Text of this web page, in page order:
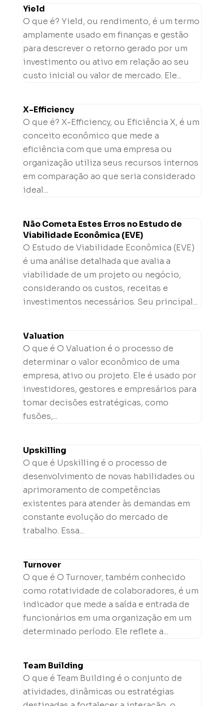
Yield
O que é? Yield, ou rendimento, é um termo
amplamente usado em finanças e gestão
para descrever o retorno gerado por um
investimento ou ativo em relação ao seu
custo inicial ou valor de mercado. Ele...
X-Efficiency
O que é? X-Efficiency, ou Eficiência X, é um
conceito econômico que mede a
eficiência com que uma empresa ou
organização utiliza seus recursos internos
em comparação ao que seria considerado
ideal...
Não Cometa Estes Erros no Estudo de
Viabilidade Econômica (EVE)
O Estudo de Viabilidade Econômica (EVE)
é uma análise detalhada que avalia a
viabilidade de um projeto ou negócio,
considerando os custos, receitas e
investimentos necessários. Seu principal...
Valuation
O que é O Valuation é o processo de
determinar o valor econômico de uma
empresa, ativo ou projeto. Ele é usado por
investidores, gestores e empresários para
tomar decisões estratégicas, como
fusões,...
Upskilling
O que é Upskilling é o processo de
desenvolvimento de novas habilidades ou
aprimoramento de competências
existentes para atender às demandas em
constante evolução do mercado de
trabalho. Essa...
Turnover
O que é O Turnover, também conhecido
como rotatividade de colaboradores, é um
indicador que mede a saída e entrada de
funcionários em uma organização em um
determinado período. Ele reflete a...
Team Building
O que é Team Building é o conjunto de
atividades, dinâmicas ou estratégias